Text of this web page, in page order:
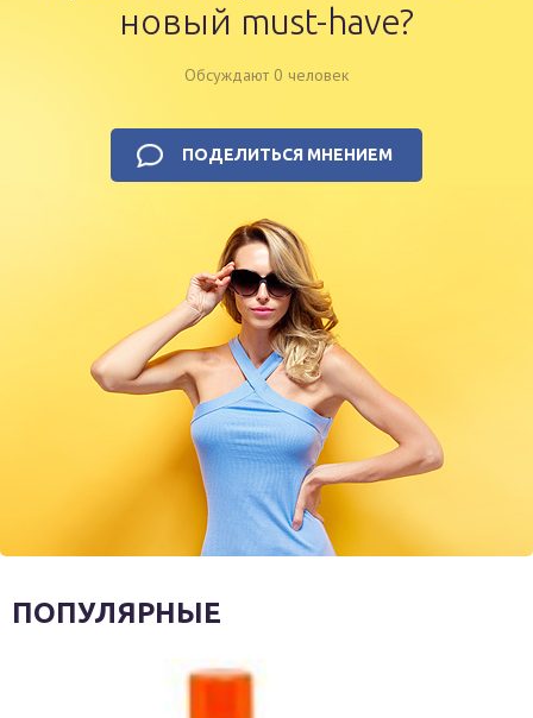
новый must-have?
Обсуждают 0 человек
ПОДЕЛИТЬСЯ МНЕНИЕМ
ПОПУЛЯРНЫЕ